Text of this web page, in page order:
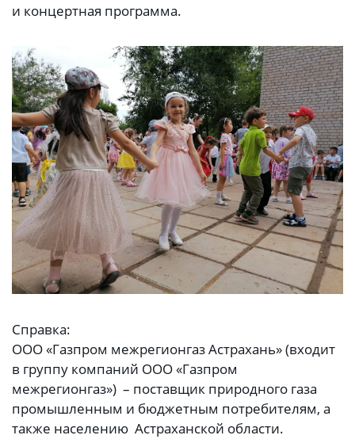
и концертная программа.
Справка:
ООО «Газпром межрегионгаз Астрахань» (входит
в группу компаний ООО «Газпром
межрегионгаз») – поставщик природного газа
промышленным и бюджетным потребителям, а
также населению Астраханской области.